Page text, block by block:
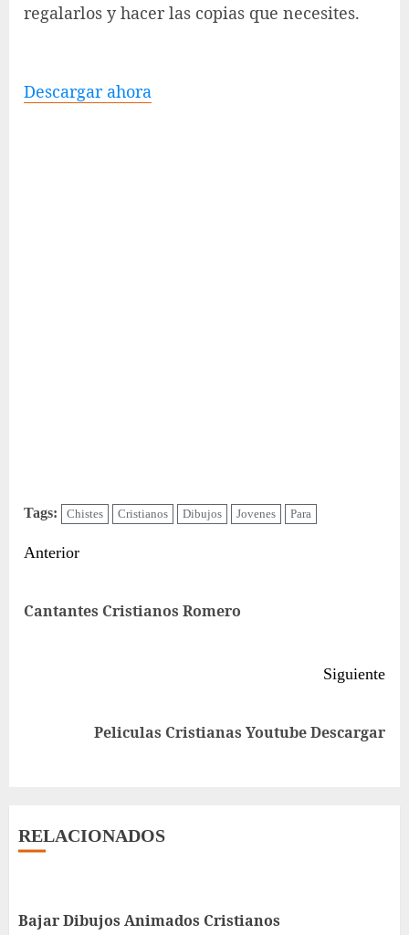
regalarlos y hacer las copias que necesites.
Descargar ahora
Tags: Chistes Cristianos Dibujos Jovenes Para
Sigue
Anterior
Cantantes Cristianos Romero
Siguiente
Peliculas Cristianas Youtube Descargar
RELACIONADOS
Bajar Dibujos Animados Cristianos